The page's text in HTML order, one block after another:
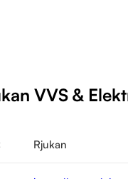
VVS &
Rjukan